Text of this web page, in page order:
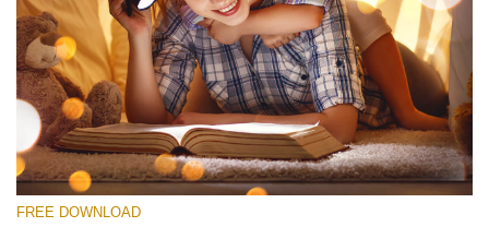
Xin hãy lựa chọn
Free Bokeh Overlay #14
Small 800*533px
Natural Cozy Bokeh
(150 Overlays)
FREE DOWNLOAD